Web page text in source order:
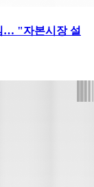
… "자본시장 설